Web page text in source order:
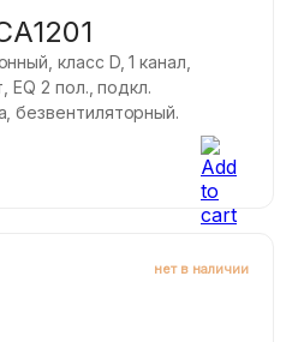
класс D, 1 канал,
EQ 2 пол., подкл.
безвентиляторный.
нет в наличии